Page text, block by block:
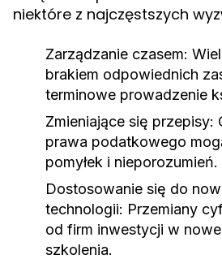
niektóre z najczęstszych
Zarządzanie czasem:
brakiem odpowiednich
terminowe prowadzenie
Zmieniające się przepisy:
prawa podatkowego
pomyłek i nieporozumień.
Dostosowanie się do
technologii: Przemiany
od firm inwestycji w
szkolenia.